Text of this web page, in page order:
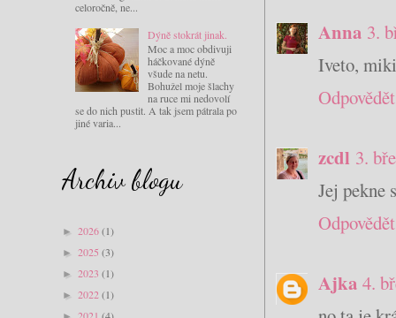
Anna 3.
Iveto,
Odpovědět
zcdl 3.
Jej pekne
Odpovědět
Ajka 4.
celoročně, ne...
Dýně stokrát jinak.
Moc a moc obdivuji
háčkované dýně
všude na netu.
Bohužel moje šlachy
na ruce mi nedovolí
se do nich pustit. A tak jsem pátrala po
jiné varia...
Archiv blogu
► 2026(1)
► 2025 (3)
► 2023 (1)
► 2022(1)
2021 (4)